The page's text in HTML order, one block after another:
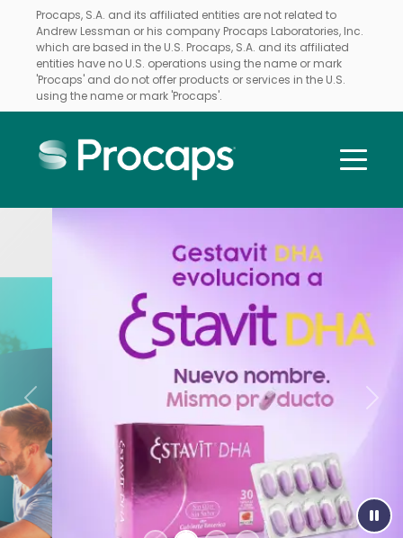
Procaps, S.A. and its affiliated entities are not related to
Andrew Lessman or his company Procaps Laboratories, Inc.
which are based in the U.S. Procaps, S.A. and its affiliated
entities have no U.S. operations using the name or mark
'Procaps' and do not offer products or services in the U.S.
using the name or mark 'Procaps'.
Previous Next